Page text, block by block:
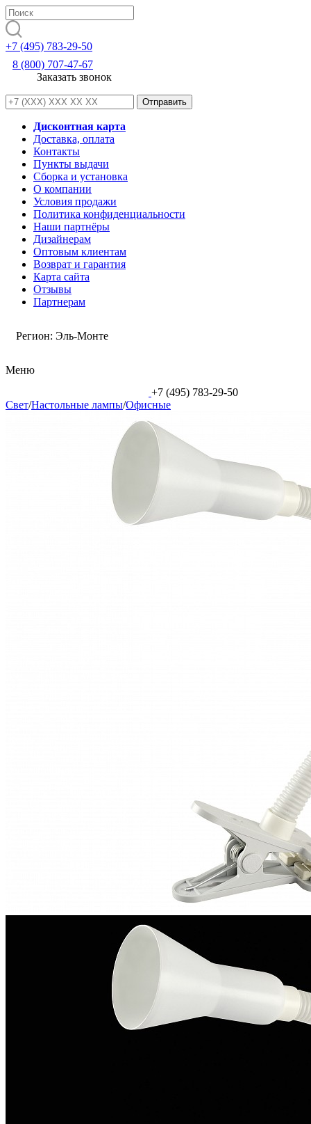
+7 (495) 783-29-50
8 (800) 707-47-67
Заказать звонок
Дисконтная карта
Доставка, оплата
Контакты
Пункты выдачи
Сборка и установка
О компании
Условия продажи
Политика конфиденциальности
Наши партнёры
Дизайнерам
Оптовым клиентам
Возврат и гарантия
Карта сайта
Отзывы
Партнерам
Регион: Эль-Монте
Меню
+7 (495) 783-29-50
Свет/Настольные лампы/Офисные